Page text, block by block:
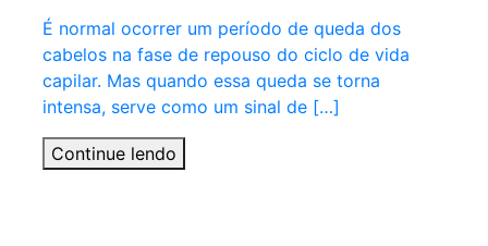
É normal ocorrer um período de queda dos
cabelos na fase de repouso do ciclo de vida
capilar. Mas quando essa queda se torna
intensa, serve como um sinal de […]
Continue lendo